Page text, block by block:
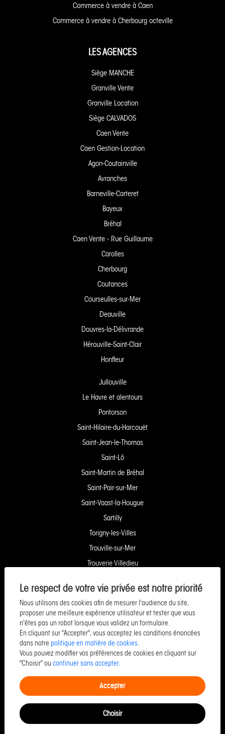
Le respect de votre vie privée est notre priorité
Nous utilisons des cookies afin de mesurer l'audience du site,
proposer une meilleure expérience utilisateur et tester que vous
n'êtes pas un robot lorsque vous validez un formulaire.
En cliquant sur "Accepter", vous acceptez les conditions énoncées
dans notre politique en matière de cookies.
Vous pouvez modifier vos préférences de cookies en cliquant sur
"Choisir" ou continuer sans accepter.
Accepter
Choisir
Commerce à vendre à Caen
Commerce à vendre à Cherbourg octeville
LES AGENCES
Siège MANCHE
Granville Vente
Granville Location
Siège CALVADOS
Caen Vente
Caen Gestion-Location
Agon-Coutainville
Avranches
Barneville-Carteret
Bayeux
Bréhal
Caen Vente - Rue Guillaume
Carolles
Cherbourg
Coutances
Courseulles-sur-Mer
Deauville
Douvres-la-Délivrande
Hérouville-Saint-Clair
Honfleur
Jullouville
Le Havre et alentours
Pontorson
Saint-Hilaire-du-Harcouët
Saint-Jean-le-Thomas
Saint-Lô
Saint-Martin de Bréhal
Saint-Pair-sur-Mer
Saint-Vaast-la-Hougue
Sartilly
Torigny-les-Villes
Trouville-sur-Mer
Trouverie Villedieu
Villers-Bocage
Yquelon Service Copropriété
Service Pozzo Financement
Service Pozzo Patrimoine
Service Pozzo Promotion
Service Pozzo Entreprise & Commerce